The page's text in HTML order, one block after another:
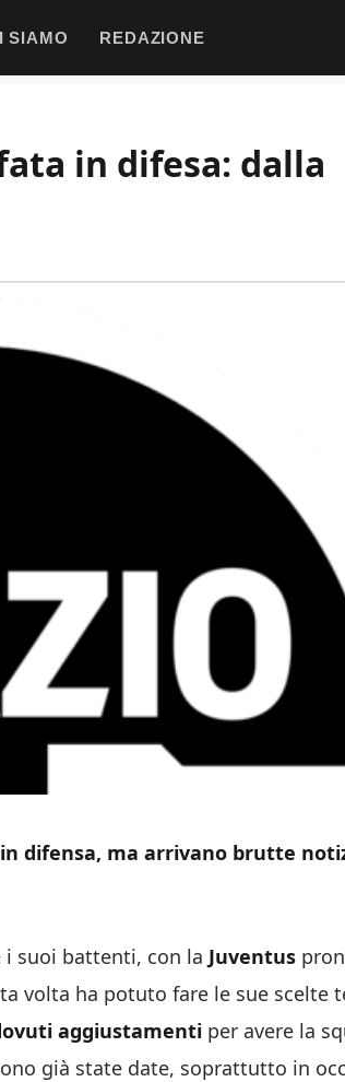
SIAMO REDAZIONE
in difesa: dalla
difensa, ma arrivano brutte
i suoi battenti, con la Juventus
volta ha potuto fare le sue scelte
aggiustamenti per avere la
già state date, soprattutto in